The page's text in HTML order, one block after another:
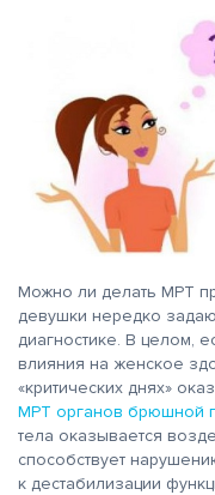
Можно ли делать МРТ
девушки нередко
диагностике. В целом,
влияния на женское
«критических днях»
МРТ органов брюшной
тела оказывается
способствует
к дестабилизации